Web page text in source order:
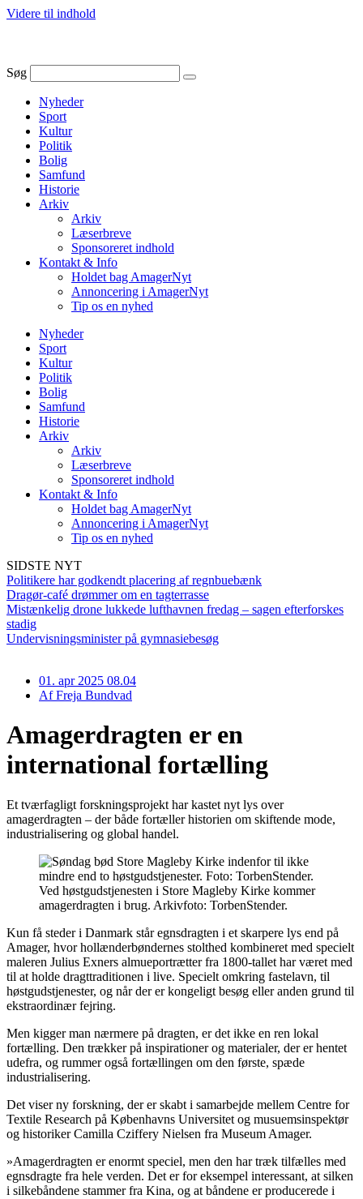
Videre til indhold
Søg
Nyheder
Sport
Kultur
Politik
Bolig
Samfund
Historie
Arkiv
Arkiv
Læserbreve
Sponsoreret indhold
Kontakt & Info
Holdet bag AmagerNyt
Annoncering i AmagerNyt
Tip os en nyhed
Nyheder
Sport
Kultur
Politik
Bolig
Samfund
Historie
Arkiv
Arkiv
Læserbreve
Sponsoreret indhold
Kontakt & Info
Holdet bag AmagerNyt
Annoncering i AmagerNyt
Tip os en nyhed
SIDSTE NYT
Politikere har godkendt placering af regnbuebænk
Dragør-café drømmer om en tagterrasse
Mistænkelig drone lukkede lufthavnen fredag – sagen efterforskes
stadig
Undervisningsminister på gymnasiebesøg
01. apr 2025 08.04
AfFreja Bundvad
Amagerdragten er en
international fortælling
Et tværfagligt forskningsprojekt har kastet nyt lys over
amagerdragten – der både fortæller historien om skiftende mode,
industrialisering og global handel.
Ved høstgudstjenesten i Store Magleby Kirke kommer
amagerdragten i brug. Arkivfoto: TorbenStender.
Kun få steder i Danmark står egnsdragten i et skarpere lys end på
Amager, hvor hollænderbøndernes stolthed kombineret med specielt
maleren Julius Exners almueportrætter fra 1800-tallet har været med
til at holde dragttraditionen i live. Specielt omkring fastelavn, til
høstgudstjenester, og når der er kongeligt besøg eller anden grund til
ekstraordinær fejring.
Men kigger man nærmere på dragten, er det ikke en ren lokal
fortælling. Den trækker på inspirationer og materialer, der er hentet
udefra, og rummer også fortællingen om den første, spæde
industrialisering.
Det viser ny forskning, der er skabt i samarbejde mellem Centre for
Textile Research på Københavns Universitet og musuemsinspektør
og historiker Camilla Cziffery Nielsen fra Museum Amager.
»Amagerdragten er enormt speciel, men den har træk tilfælles med
egnsdragte fra hele verden. Det er for eksempel interessant, at silken
i silkebåndene stammer fra Kina, og at båndene er producerede i